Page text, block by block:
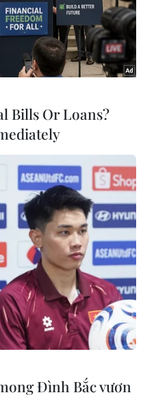
#Hangouts
dựng
thu
Bills Or Loans?
Đình Bắc vươn